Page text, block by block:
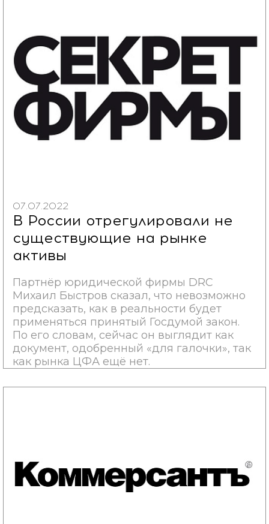
07.07.2022
В России отрегулировали не
существующие на рынке
активы
Партнёр юридической фирмы DRC
Михаил Быстров сказал, что невозможно
предсказать, как в реальности будет
применяться принятый Госдумой закон.
По его словам, сейчас он выглядит как
документ, одобренный «для галочки», так
как рынка ЦФА ещё нет.